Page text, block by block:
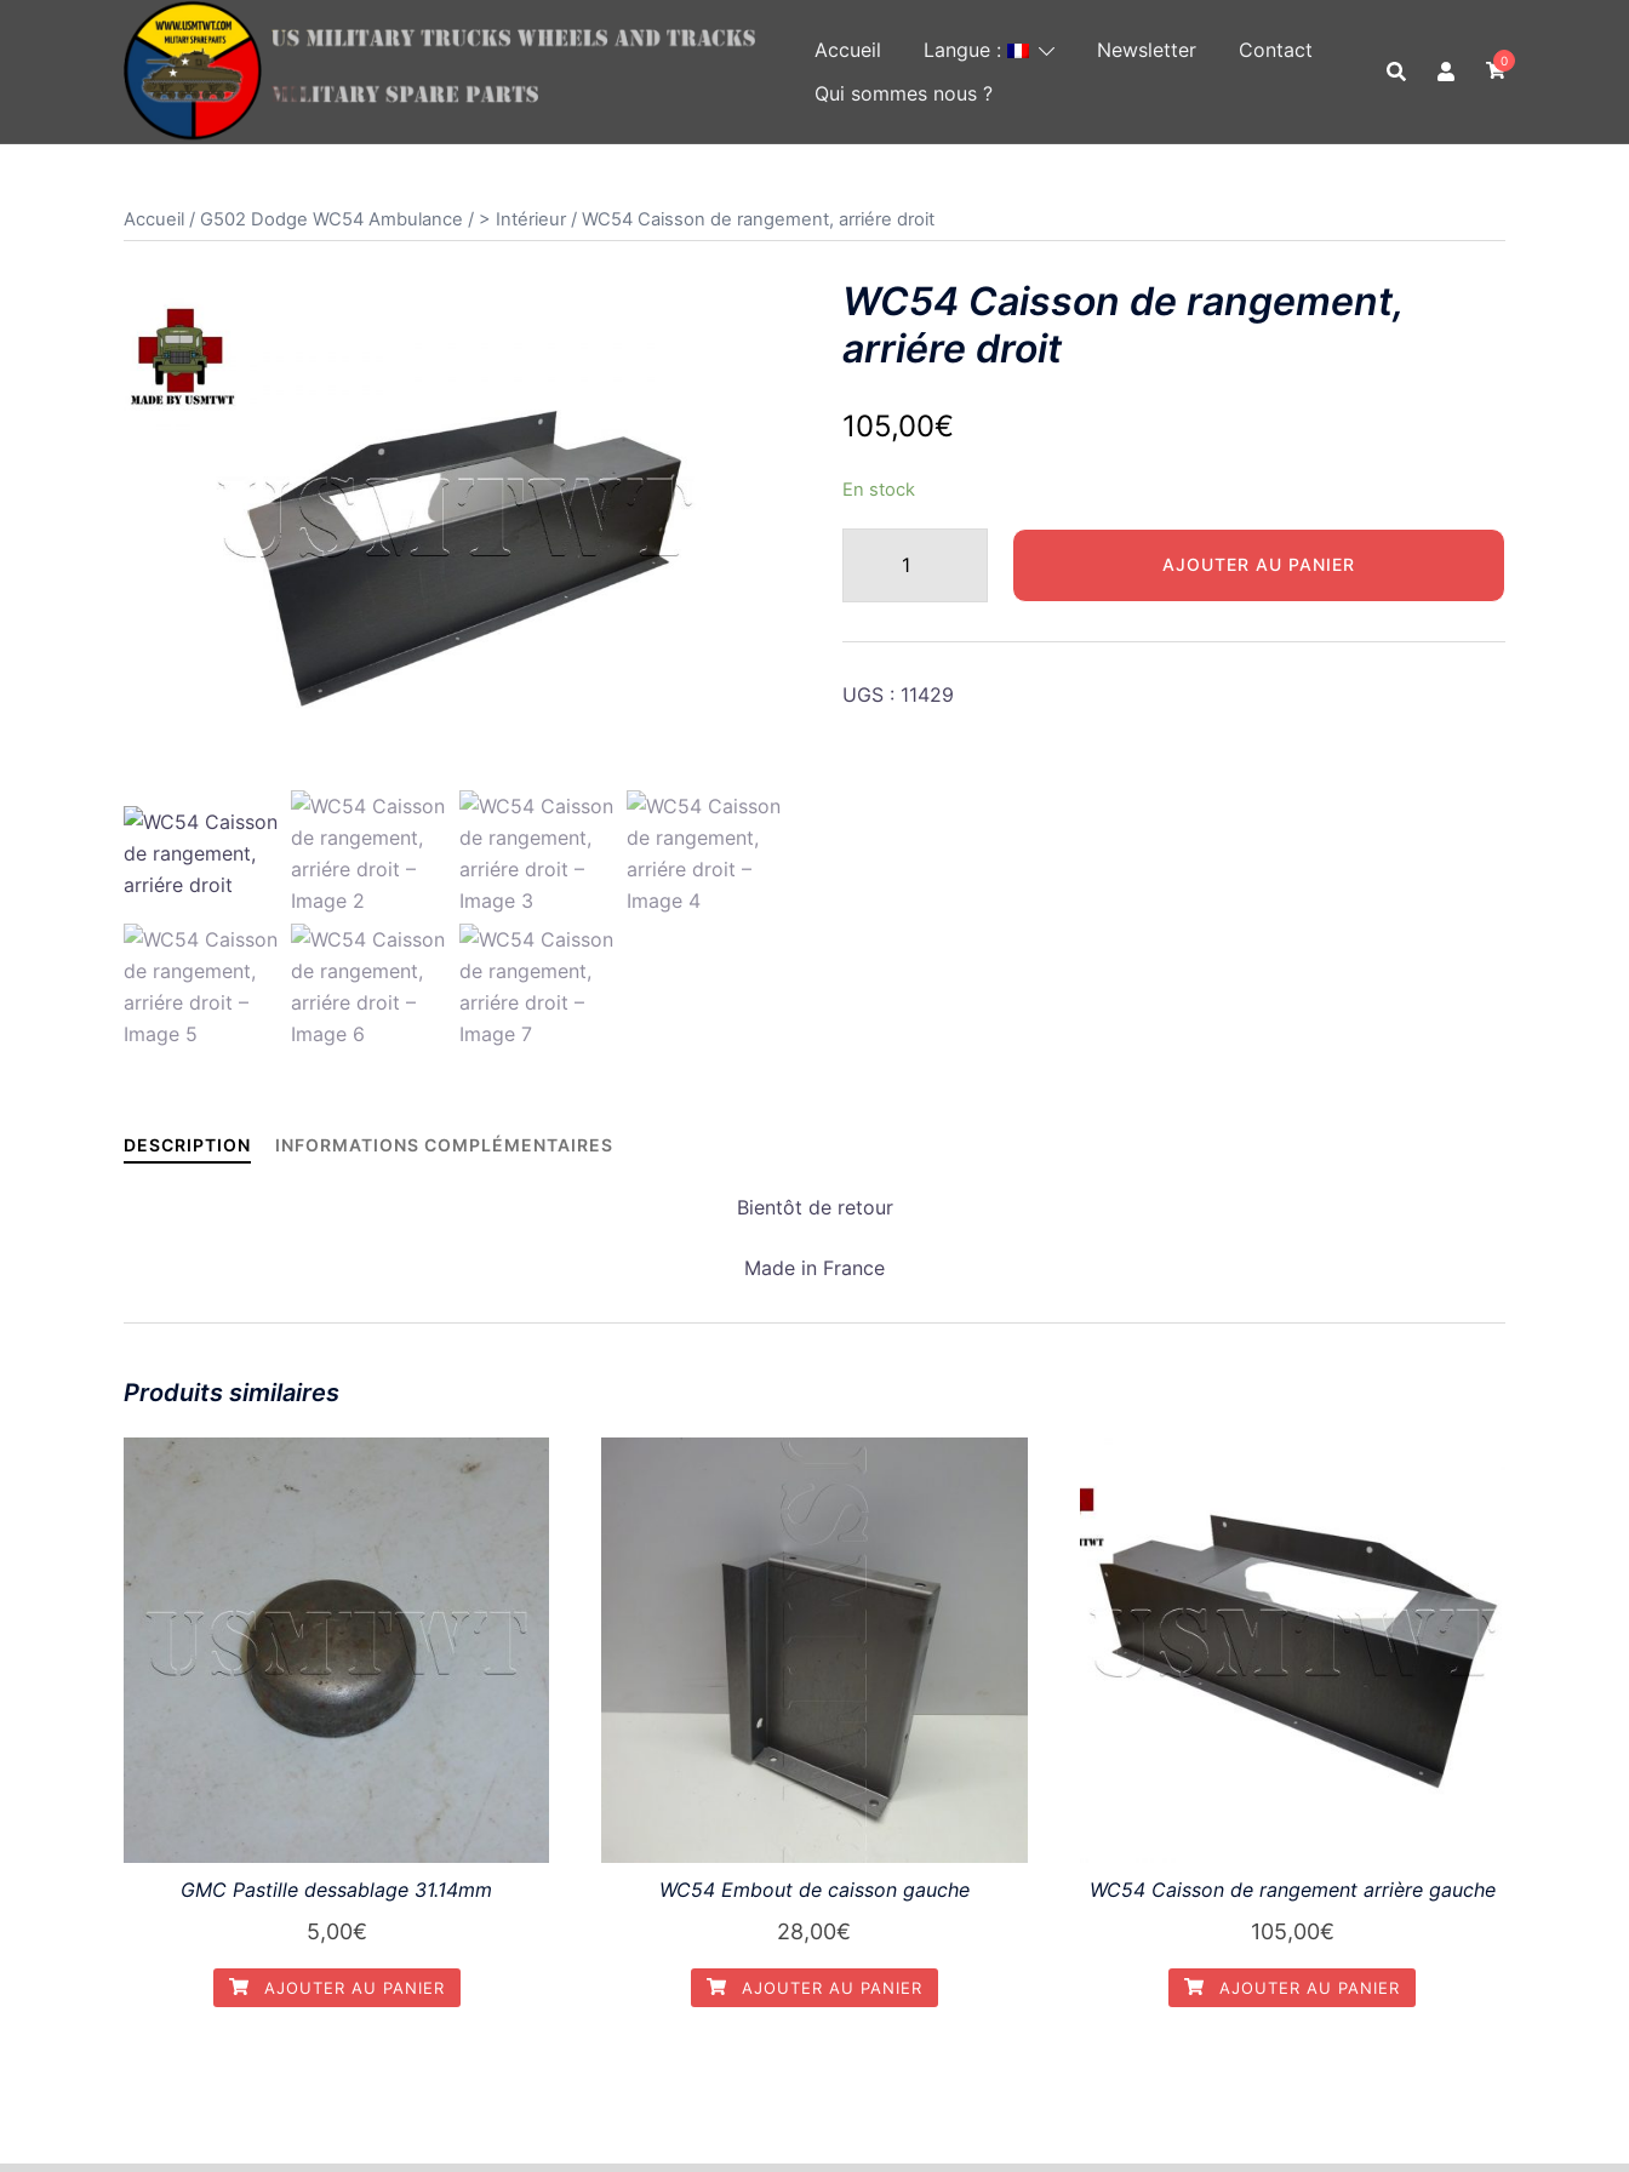
Accueil Langue : Newsletter
Contact
Qui sommes nous ?
0
Accueil / G502 Dodge WC54 Ambulance / > Intérieur / WC54 Caisson de rangement, arriére droit
WC54 Caisson de rangement,
arriére droit
105,00€
En stock
WC54
Caisson
rangement,
AJOUTER AU PANIER
UGS : 11429
DESCRIPTION INFORMATIONS COMPLÉMENTAIRES
Bientôt de retour
Made in France
Produits similaires
GMC Pastille dessablage 31.14mm
5,00€
AJOUTER AU PANIER
WC54 Embout de caisson gauche
28,00€
AJOUTER AU PANIER
WC54 Caisson de rangement arrière gauche
105,00€
AJOUTER AU PANIER